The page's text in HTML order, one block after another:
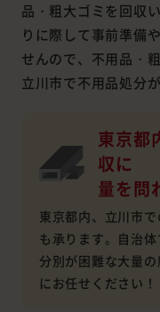
品・粗大ゴミを回収
りに際して事前準備
せんので、不用品・
立川市で不用品処分
東京都
収に
量を問
東京都内、立川市
も承ります。自治体
分別が困難な大量
にお任せください！